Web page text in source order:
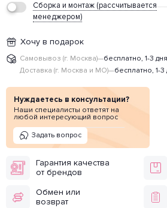
Сборка и монтаж (рассчитывается
менеджером)
Хочу в подарок
Самовывоз (г. Москва)—бесплатно, 1-3 дня
Доставка (г. Москва и МО)—бесплатно, 1-3
Нуждаетесь в консультации?
Наши специалисты ответят на
любой интересующий вопрос
Задать вопрос
Гарантия качества
от брендов
Обмен или
возврат